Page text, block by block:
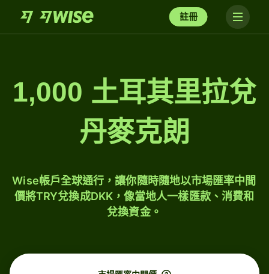
註冊
1,000 土耳其里拉兌
丹麥克朗
Wise帳戶全球通行，讓你隨時隨地以市場匯率中間
價將TRY兌換成DKK，像當地人一樣匯款、消費和
兌換資金。